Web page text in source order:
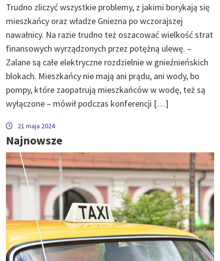
Trudno zliczyć wszystkie problemy, z jakimi borykają się
mieszkańcy oraz władze Gniezna po wczorajszej
nawałnicy. Na razie trudno też oszacować wielkość strat
finansowych wyrządzonych przez potężną ulewę. –
Zalane są całe elektryczne rozdzielnie w gnieźnieńskich
blokach. Mieszkańcy nie mają ani prądu, ani wody, bo
pompy, które zaopatrują mieszkańców w wodę, też są
wyłączone – mówił podczas konferencji […]
21 maja 2024
Najnowsze